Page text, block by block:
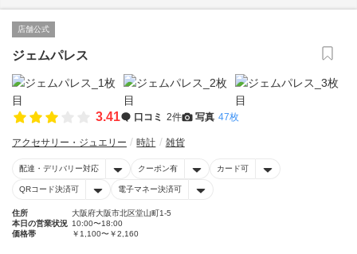
店舗公式
ジェムパレス
3.41 口コミ 2件 写真 47枚
アクセサリー・ジュエリー 時計 雑貨
配達・デリバリー対応 クーポン有 カード可
QRコード決済可 電子マネー決済可
住所
大阪府大阪市北区堂山町1-5
本日の営業状況 10:00〜18:00
価格帯
￥1,100〜￥2,160